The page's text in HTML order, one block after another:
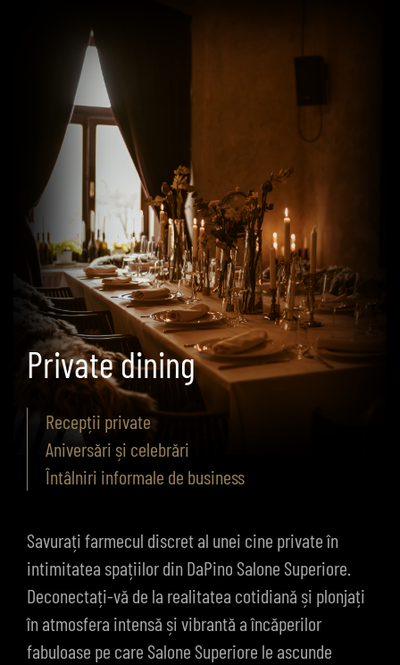
Private dining
Recepții private
Aniversări și celebrări
Întâlniri informale de business
Savurați farmecul discret al unei cine private în
intimitatea spațiilor din DaPino Salone Superiore.
Deconectați-vă de la realitatea cotidiană și plonjați
în atmosfera intensă și vibrantă a încăperilor
fabuloase pe care Salone Superiore le ascunde